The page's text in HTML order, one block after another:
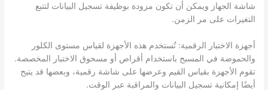
شاشة الجهاز ويمكن أن تكون مزودة بوظيفة تسجيل البيانات لتتبع
التغيرات على مر الزمن.
أجهزة الاختبار الرقمية: تُستخدم هذه الأجهزة لقياس مستوى الكلور
والحموضة في المسبح باستخدام أقراص أو مسحوق الاختبار المخصصة.
تقوم الأجهزة بقياس القيم وعرضها على شاشة رقمية، وبعضها قد يتيح
أيضًا إمكانية تسجيل البيانات والمراقبة عبر الوقت.